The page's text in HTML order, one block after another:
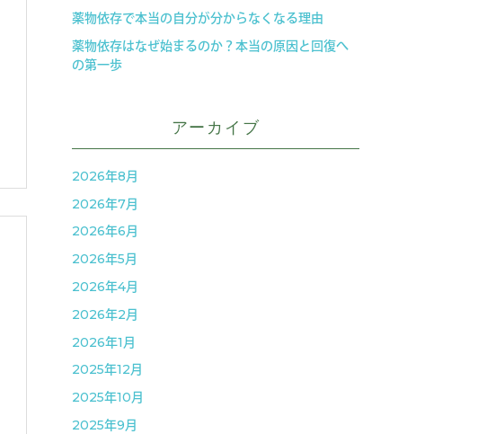
薬物依存で本当の自分が分からなくなる理由
薬物依存はなぜ始まるのか？本当の原因と回復へ
の第一歩
アーカイブ
2026年8月
2026年7月
2026年6月
2026年5月
2026年4月
2026年2月
2026年1月
2025年12月
2025年10月
2025年9月